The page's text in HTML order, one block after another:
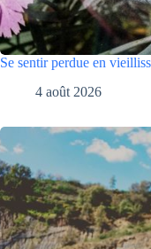
Se sentir perdue en
4 août 2026